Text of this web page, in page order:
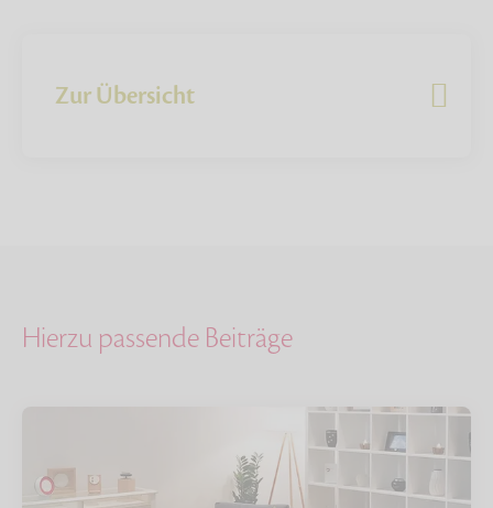
Zur Übersicht
Hierzu passende Beiträge